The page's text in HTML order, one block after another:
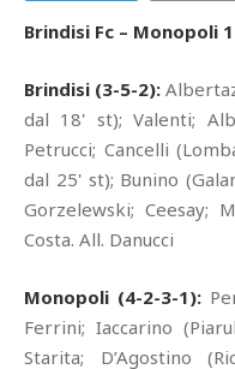
Brindisi Fc – Monopoli
Brindisi (3-5-2):
dal 18' st); Valenti;
Petrucci; Cancelli
dal 25' st); Bunino
Gorzelewski; Ceesay;
Costa. All. Danucci
Monopoli (4-2-3-1):
Ferrini; Iaccarino
Starita; D’Agostino